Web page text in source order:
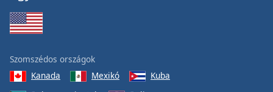
Szomszédos országok
Kanada
Mexikó
Kuba